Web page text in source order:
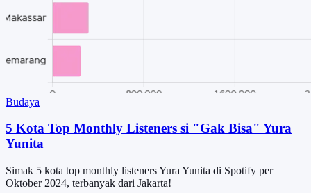
Budaya
5 Kota Top Monthly Listeners si "Gak Bisa" Yura
Yunita
Simak 5 kota top monthly listeners Yura Yunita di Spotify per
Oktober 2024, terbanyak dari Jakarta!